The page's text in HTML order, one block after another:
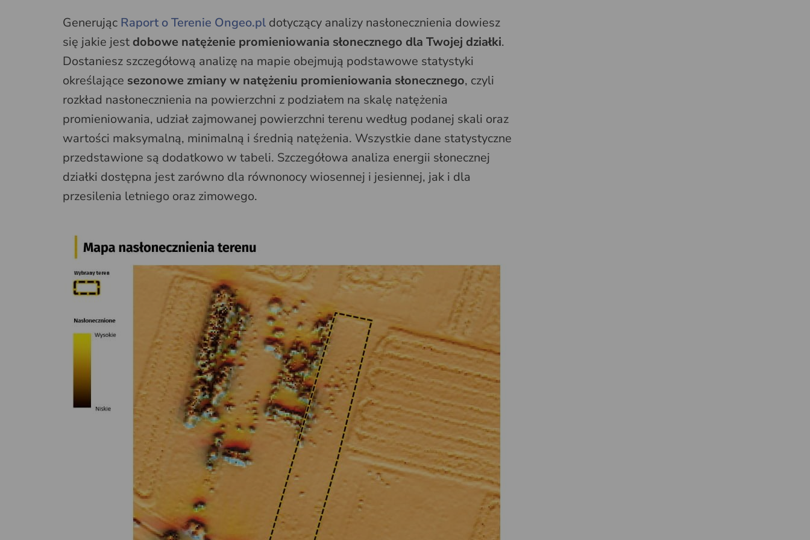
Generując Raport o Terenie Ongeo.pl dotyczący analizy nasłonecznienia dowiesz
się jakie jest dobowe natężenie promieniowania słonecznego dla Twojej działki.
Dostaniesz szczegółową analizę na mapie obejmują podstawowe statystyki
określające sezonowe zmiany w natężeniu promieniowania słonecznego, czyli
rozkład nasłonecznienia na powierzchni z podziałem na skalę natężenia
promieniowania, udział zajmowanej powierzchni terenu według podanej skali oraz
wartości maksymalną, minimalną i średnią natężenia. Wszystkie dane statystyczne
przedstawione są dodatkowo w tabeli. Szczegółowa analiza energii słonecznej
działki dostępna jest zarówno dla równonocy wiosennej i jesiennej, jak i dla
przesilenia letniego oraz zimowego.